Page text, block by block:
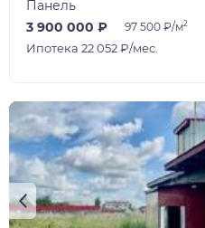
Панель
3 900 000 ₽
97 500 ₽/м2
Ипотека 22 052 ₽/мес.